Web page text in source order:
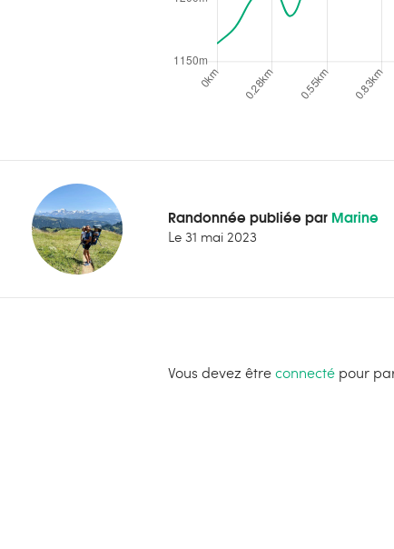
Randonnée publiée par Marine
Le 31 mai 2023
Vous devez êtreconnecté pour